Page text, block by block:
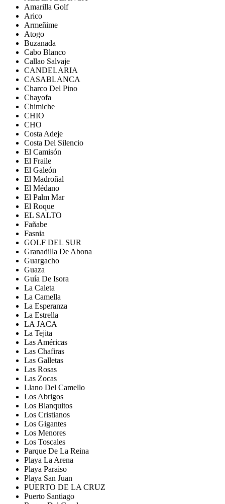
Amarilla Golf
Arico
Armeñime
Atogo
Buzanada
Cabo Blanco
Callao Salvaje
CANDELARIA
CASABLANCA
Charco Del Pino
Chayofa
Chimiche
CHIO
CHO
Costa Adeje
Costa Del Silencio
El Camisón
El Fraile
El Galeón
El Madroñal
El Médano
El Palm Mar
El Roque
EL SALTO
Fañabe
Fasnia
GOLF DEL SUR
Granadilla De Abona
Guargacho
Guaza
Guía De Isora
La Caleta
La Camella
La Esperanza
La Estrella
LA JACA
La Tejita
Las Américas
Las Chafiras
Las Galletas
Las Rosas
Las Zocas
Llano Del Camello
Los Abrigos
Los Blanquitos
Los Cristianos
Los Gigantes
Los Menores
Los Toscales
Parque De La Reina
Playa La Arena
Playa Paraiso
Playa San Juan
PUERTO DE LA CRUZ
Puerto Santiago